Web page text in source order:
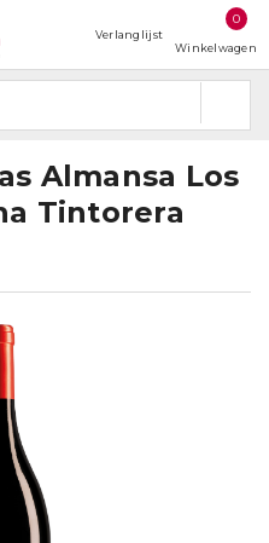
Verlanglijst
0
Winkelwagen
Almansa Los
Tintorera